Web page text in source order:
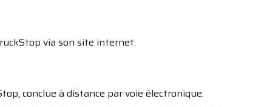
via son site internet.
conclue à distance par voie électronique.